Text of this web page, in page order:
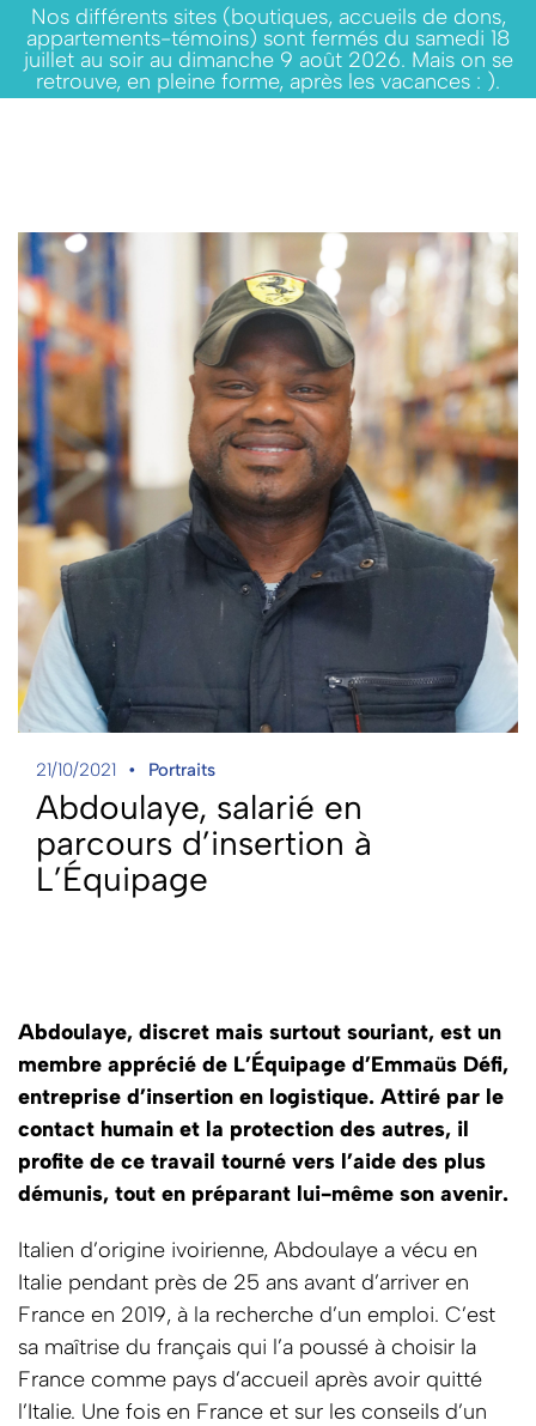
Nos différents sites (boutiques, accueils de dons,
appartements-témoins) sont fermés du samedi 18
juillet au soir au dimanche 9 août 2026. Mais on se
retrouve, en pleine forme, après les vacances : ).
21/10/2021 Portraits
Abdoulaye, salarié en
parcours d’insertion à
L’Équipage
Abdoulaye, discret mais surtout souriant, est un
membre apprécié de L’Équipage d’Emmaüs Défi,
entreprise d’insertion en logistique. Attiré par le
contact humain et la protection des autres, il
profite de ce travail tourné vers l’aide des plus
démunis, tout en préparant lui-même son avenir.
Italien d’origine ivoirienne, Abdoulaye a vécu en
Italie pendant près de 25 ans avant d’arriver en
France en 2019, à la recherche d’un emploi. C’est
sa maîtrise du français qui l’a poussé à choisir la
France comme pays d’accueil après avoir quitté
l’Italie. Une fois en France et sur les conseils d’un